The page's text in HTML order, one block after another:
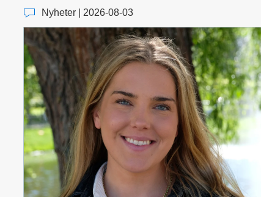
Nyheter | 2026-08-03